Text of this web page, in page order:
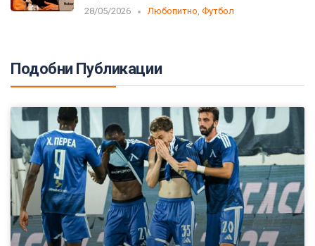
28/05/2026 Любопитно, Футбол
Подобни Публикации